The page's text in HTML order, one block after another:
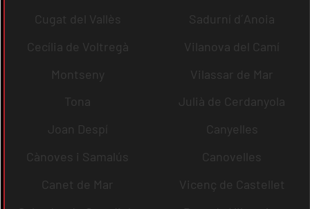
Cugat del Vallès
Sadurní d´Anoia
Cecília de Voltregà
Vilanova del Camí
Montseny
Vilassar de Mar
Tona
Julià de Cerdanyola
Joan Despí
Canyelles
Cànoves i Samalús
Canovelles
Canet de Mar
Vicenç de Castellet